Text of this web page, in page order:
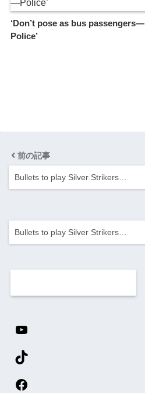
‘Don’t pose as bus passengers—
Police’
前の記事
Bullets to play Silver Strikers…
Bullets to play Silver Strikers…